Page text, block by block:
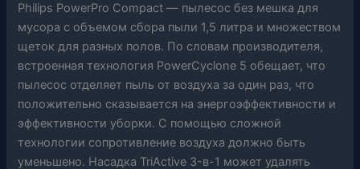
Philips PowerPro Compact — пылесос без мешка для
мусора с объемом сбора пыли 1,5 литра и множеством
щеток для разных полов. По словам производителя,
встроенная технология PowerCyclone 5 обещает, что
пылесос отделяет пыль от воздуха за один раз, что
положительно сказывается на энергоэффективности и
эффективности уборки. С помощью сложной
технологии сопротивление воздуха должно быть
уменьшено. Насадка TriActive 3-в-1 может удалять